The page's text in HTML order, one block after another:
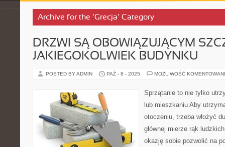
Archive for the ‘Grecja’ Category
DRZWI SĄ OBOWIĄZUJĄCYM
JAKIEGOKOLWIEK BUDYNKU
POSTED BY ADMIN PAŹ - 8 - 2025 MOŻLIWOŚĆ
Sprzątanie to nie tylko
lub mieszkaniu Aby
otoczeniu, trzeba włożyć
głównej mierze rąk
okazję sobie pozwolić na